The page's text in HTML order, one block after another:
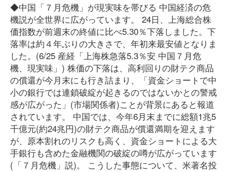
◆中国「７月危機」が現実味を帯びる 中国経済の危
機説が全世界に広がっています。 24日、上海総合株
価指数が前週末の終値に比べ5.30％下落しました。下
落率は約４年ぶりの大きさで、年初来最安値となりま
した。(6/25 産経「上海株急落5.3％安 中国７月危
機、現実味」) 株価の下落は、高利回りの財テク商品
の償還が今月末にも行き詰まり、「資金ショートで中
小の銀行では連鎖破綻が起きるのではないかとの警戒
感が広がった」(市場関係者)ことが背景にあると報道
されています。 中国では、今年6月末までに総額1兆5
千億元(約24兆円)の財テク商品が償還満期を迎えます
が、原本割れのリスクも高く、資金ショートによる大
手銀行も含めた金融機関の破綻の噂が広がっています
(「７月危機」説)。 こうした事態について、米著名投